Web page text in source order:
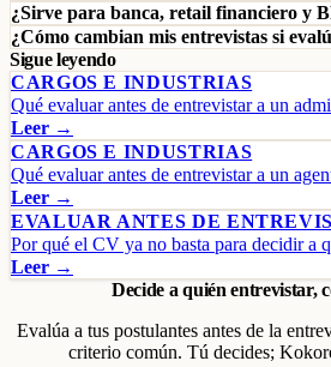
¿Sirve para banca, retail financiero y
¿Cómo cambian mis entrevistas si
Sigue leyendo
CARGOS E INDUSTRIAS
Qué evaluar antes de entrevistar a un
Leer →
CARGOS E INDUSTRIAS
Qué evaluar antes de entrevistar a un
Leer →
EVALUAR ANTES DE
Por qué el CV ya no basta para decidir a
Leer →
Decide a quién entrevistar,
Evalúa a tus postulantes antes de la
criterio común. Tú decides;